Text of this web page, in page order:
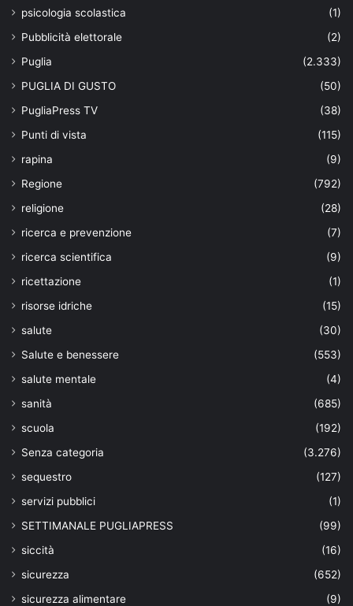
psicologia scolastica
(1)
Pubblicità elettorale
(2)
Puglia
(2.333)
PUGLIA DI GUSTO
(50)
PugliaPress TV
(38)
Punti di vista
(115)
rapina
(9)
Regione
(792)
religione
(28)
ricerca e prevenzione
(7)
ricerca scientifica
(9)
ricettazione
(1)
risorse idriche
(15)
salute
(30)
Salute e benessere
(553)
salute mentale
(4)
sanità
(685)
scuola
(192)
Senza categoria
(3.276)
sequestro
(127)
servizi pubblici
(1)
SETTIMANALE PUGLIAPRESS
(99)
siccità
(16)
sicurezza
(652)
sicurezza alimentare
(9)